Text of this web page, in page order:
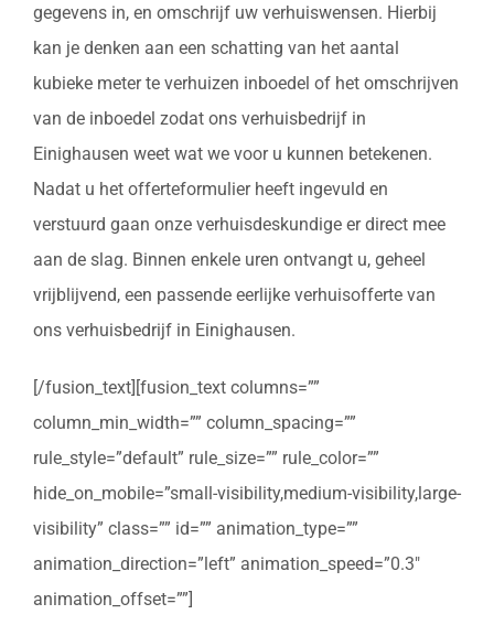
gegevens in, en omschrijf uw verhuiswensen. Hierbij
kan je denken aan een schatting van het aantal
kubieke meter te verhuizen inboedel of het omschrijven
van de inboedel zodat ons verhuisbedrijf in
Einighausen weet wat we voor u kunnen betekenen.
Nadat u het offerteformulier heeft ingevuld en
verstuurd gaan onze verhuisdeskundige er direct mee
aan de slag. Binnen enkele uren ontvangt u, geheel
vrijblijvend, een passende eerlijke verhuisofferte van
ons verhuisbedrijf in Einighausen.
[/fusion_text][fusion_text columns=””
column_min_width=”” column_spacing=””
rule_style=”default” rule_size=”” rule_color=””
hide_on_mobile=”small-visibility,medium-visibility,large-
visibility” class=”” id=”” animation_type=””
animation_direction=”left” animation_speed=”0.3″
animation_offset=””]